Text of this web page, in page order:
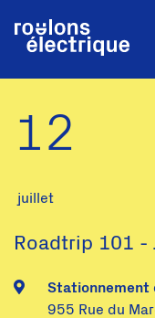
12
juillet
Roadtrip 101 -
Stationnement
955 Rue du